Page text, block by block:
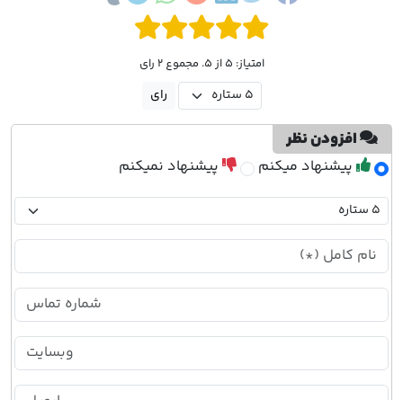
امتیاز: 5 از 5. مجموع 2 رای
افزودن نظر
پیشنهاد میکنم پیشنهاد نمیکنم